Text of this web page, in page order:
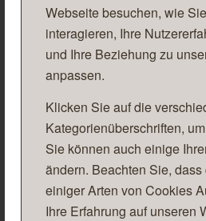
Webseite besuchen, wie
interagieren, Ihre
und Ihre Beziehung zu
anpassen.
Klicken Sie auf die
Kategorienüberschriften,
Sie können auch einige
ändern. Beachten Sie,
einiger Arten von Cookies
Ihre Erfahrung auf unseren
Kohlensaurer Kalk mit
Schwefel